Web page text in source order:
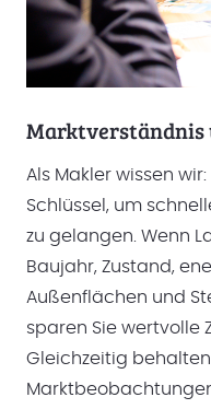
Marktverständnis
Als Makler wissen
Schlüssel, um
zu gelangen. Wenn
Baujahr, Zustand,
Außenflächen und
sparen Sie wertvolle
Gleichzeitig